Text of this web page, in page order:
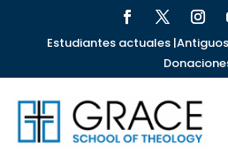
Estudiantes actuales |